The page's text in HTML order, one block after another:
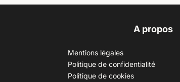
A propos
Mentions légales
Politique de confidentialité
Politique de cookies